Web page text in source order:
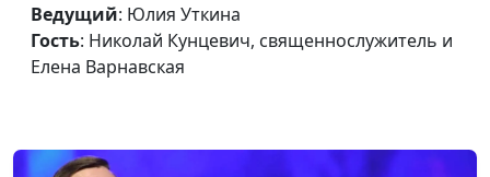
Елена Варнавская
Кто такой предтеча?
Юлия Уткина, Николай
Нужен ли народу
Юлия Уткина, Николай
#159
Ведущий: Юлия Уткина
Гость: Николай Кунцевич, священнослужитель и
Елена Варнавская